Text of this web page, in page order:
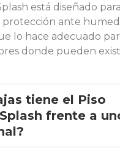
está diseñado para
protección ante
lo hace adecuado
donde pueden
tiene el Piso
frente a